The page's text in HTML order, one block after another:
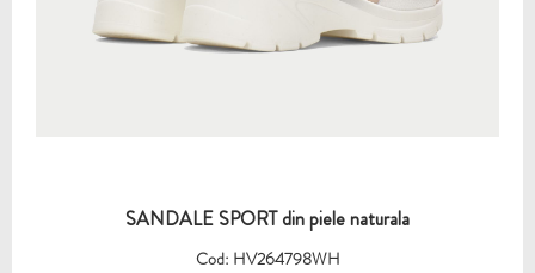
SANDALE SPORT din piele naturala
Cod: HV264798WH